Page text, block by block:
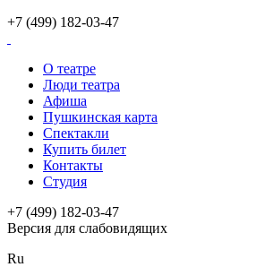
+7 (499) 182-03-47
О театре
Люди театра
Афиша
Пушкинская карта
Спектакли
Купить билет
Контакты
Студия
+7 (499) 182-03-47
Версия для слабовидящих
Ru